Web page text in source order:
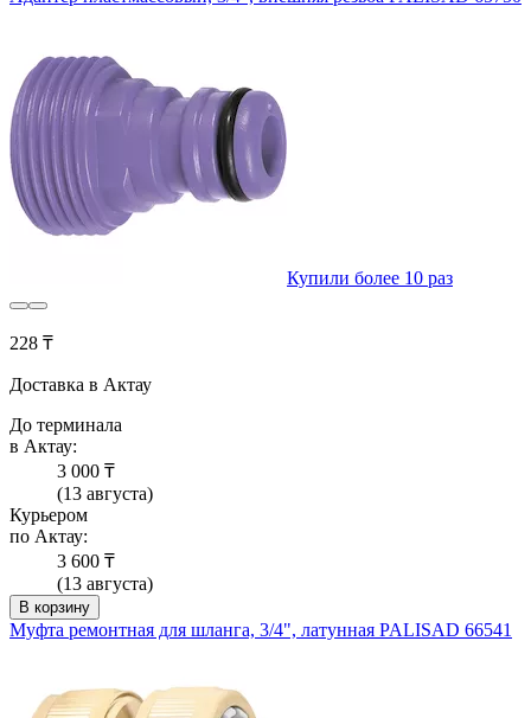
Купили более 10 раз
228 ₸
Доставка в Актау
До терминала
в Актау:
3 000 ₸
(13 августа)
Курьером
по Актау:
3 600 ₸
(13 августа)
В корзину
Муфта ремонтная для шланга, 3/4", латунная PALISAD 66541